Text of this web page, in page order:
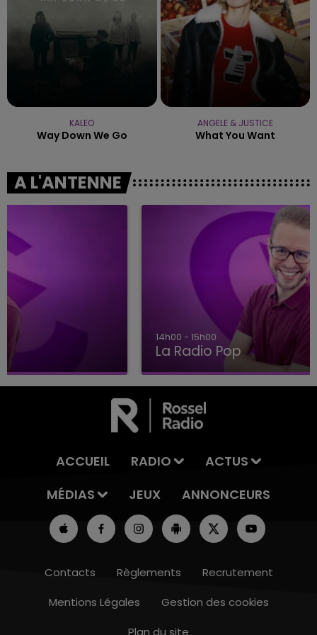
KALEO
Way Down We Go
ANGELE & JUSTICE
What You Want
A L'ANTENNE
ACCUEIL RADIO
ACTUS
MÉDIAS
JEUX ANNONCEURS
Contacts Règlements
Recrutement
Mentions Légales
Gestion des cookies
Plan du site